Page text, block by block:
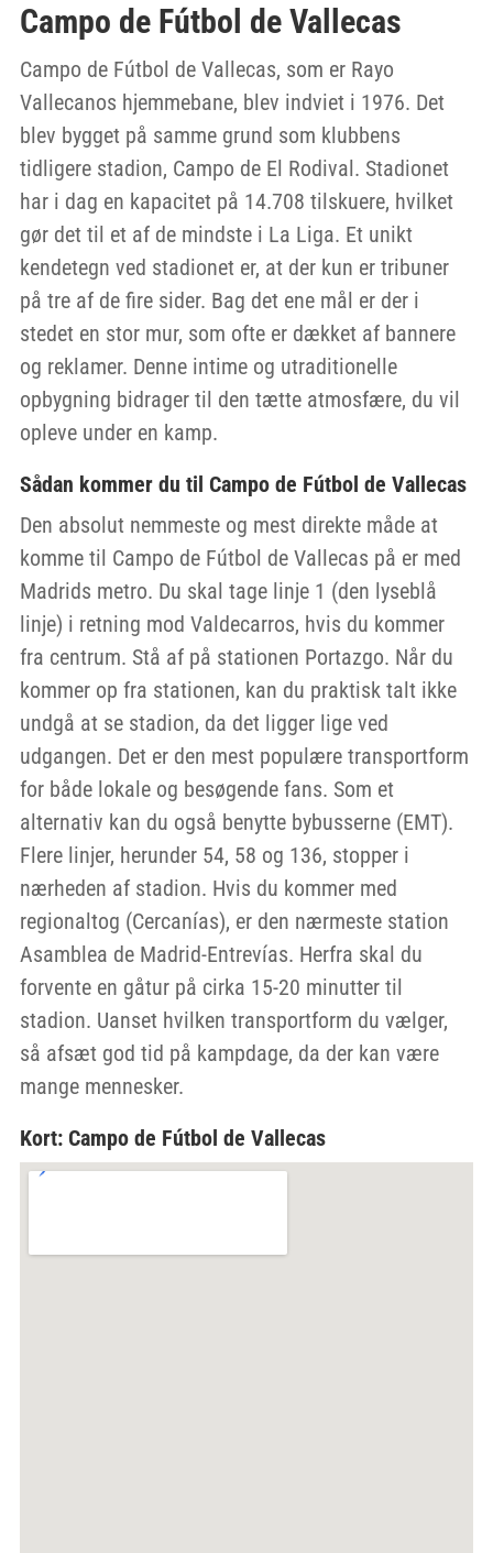
Campo de Fútbol de Vallecas
Campo de Fútbol de Vallecas, som er Rayo
Vallecanos hjemmebane, blev indviet i 1976. Det
blev bygget på samme grund som klubbens
tidligere stadion, Campo de El Rodival. Stadionet
har i dag en kapacitet på 14.708 tilskuere, hvilket
gør det til et af de mindste i La Liga. Et unikt
kendetegn ved stadionet er, at der kun er tribuner
på tre af de fire sider. Bag det ene mål er der i
stedet en stor mur, som ofte er dækket af bannere
og reklamer. Denne intime og utraditionelle
opbygning bidrager til den tætte atmosfære, du vil
opleve under en kamp.
Sådan kommer du til Campo de Fútbol de Vallecas
Den absolut nemmeste og mest direkte måde at
komme til Campo de Fútbol de Vallecas på er med
Madrids metro. Du skal tage linje 1 (den lyseblå
linje) i retning mod Valdecarros, hvis du kommer
fra centrum. Stå af på stationen Portazgo. Når du
kommer op fra stationen, kan du praktisk talt ikke
undgå at se stadion, da det ligger lige ved
udgangen. Det er den mest populære transportform
for både lokale og besøgende fans. Som et
alternativ kan du også benytte bybusserne (EMT).
Flere linjer, herunder 54, 58 og 136, stopper i
nærheden af stadion. Hvis du kommer med
regionaltog (Cercanías), er den nærmeste station
Asamblea de Madrid-Entrevías. Herfra skal du
forvente en gåtur på cirka 15-20 minutter til
stadion. Uanset hvilken transportform du vælger,
så afsæt god tid på kampdage, da der kan være
mange mennesker.
Kort: Campo de Fútbol de Vallecas